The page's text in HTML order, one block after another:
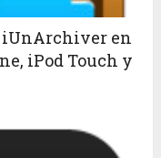
iUnArchiver en
iPod Touch y